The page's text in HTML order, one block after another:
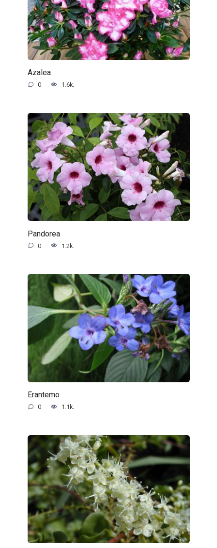
Azalea
0 1.6k.
Pandorea
0 1.2k.
Erantemo
0 1.1k.